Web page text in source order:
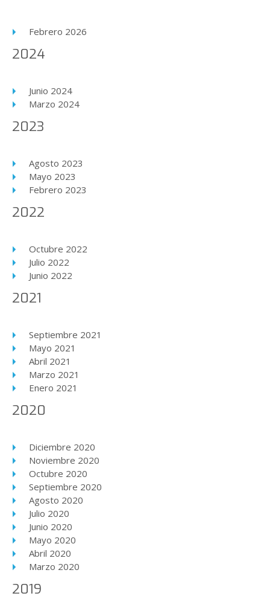
Febrero 2026
2024
Junio 2024
Marzo 2024
2023
Agosto 2023
Mayo 2023
Febrero 2023
2022
Octubre 2022
Julio 2022
Junio 2022
2021
Septiembre 2021
Mayo 2021
Abril 2021
Marzo 2021
Enero 2021
2020
Diciembre 2020
Noviembre 2020
Octubre 2020
Septiembre 2020
Agosto 2020
Julio 2020
Junio 2020
Mayo 2020
Abril 2020
Marzo 2020
2019